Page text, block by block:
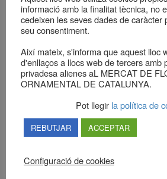
informació amb la finalitat tècnica, no
cedeixen les seves dades de caràcter
seu consentiment.
Així mateix, s'informa que aquest lloc
d'enllaços a llocs web de tercers amb
privadesa alienes aL MERCAT DE
ORNAMENTAL DE CATALUNYA.
Pot llegir la política de
REBUTJAR ACCEPTAR
Configuració de cookies